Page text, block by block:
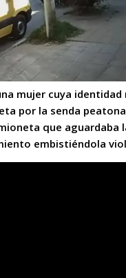
mujer cuya
por la senda
que aguardaba
embistiéndola